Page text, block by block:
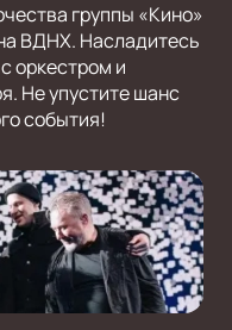
группы «Кино»
ВДНХ. Насладитесь
оркестром и
Не упустите шанс
события!